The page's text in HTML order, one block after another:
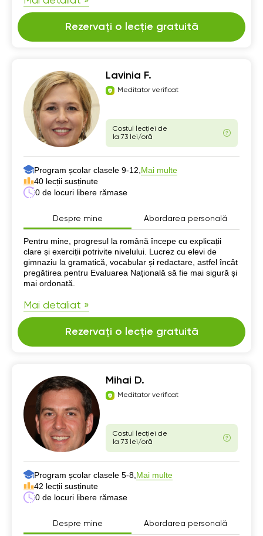
Rezervați o lecție gratuită
Lavinia F.
Meditator verificat
Costul lecției de
la 73 lei/oră
Program școlar clasele 9-12, Mai multe
40 lecții susținute
0 de locuri libere rămase
Despre mine Abordarea personală
Despre mine
Pentru mine, progresul la română începe cu explicații
clare și exerciții potrivite nivelului. Lucrez cu elevi de
gimnaziu la gramatică, vocabular și redactare, astfel încât
pregătirea pentru Evaluarea Națională să fie mai sigură și
mai ordonată.
Mai detaliat »
Rezervați o lecție gratuită
Mihai D.
Meditator verificat
Costul lecției de
la 73 lei/oră
Program școlar clasele 5-8, Mai multe
42 lecții susținute
0 de locuri libere rămase
Despre mine Abordarea personală